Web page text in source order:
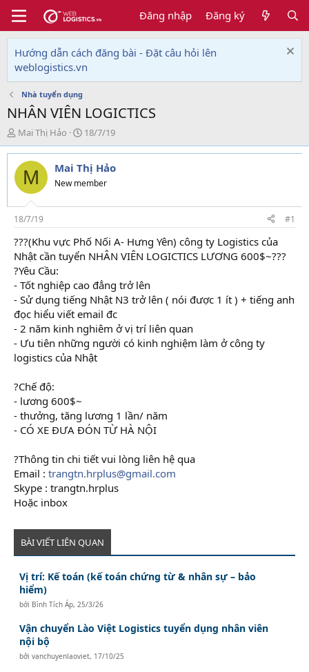
Đăng nhập Đăng ký
Hướng dẫn cách đăng bài - Đặt câu hỏi lên
weblogistics.vn
Nhà tuyển dụng
NHÂN VIÊN LOGICTICS
T
h
r
e
d
s
t
a
r
t
e
r
Mai Thị Hảo
N
g
à
y
g
i
18/7/19
M Mai Thị Hảo
New member
18/7/19 #1
???(Khu vực Phố Nối A- Hưng Yên) công ty Logistics của
Nhật cần tuyển NHÂN VIÊN LOGICTICS LƯƠNG 600$~???
?Yêu Cầu:
- Tốt nghiệp cao đẳng trở lên
- Sử dụng tiếng Nhật N3 trở lên ( nói được 1 ít ) + tiếng anh
đọc hiểu viết email đc
- 2 năm kinh nghiêm ở vị trí liên quan
- Ưu tiên những người có kinh nghiệm làm ở công ty
logistics của Nhật
?Chế độ:
- lương 600$~
- thưởng, tăng lương 1 lần/ năm
- CÓ XE ĐƯA ĐÓN TỪ HÀ NỘI
?Thông tin chi tiết vui lòng liên hệ qua
Email : trangtn.hrplus@gmail.com
Skype : trangtn.hrplus
Hoặc inbox
BÀI VIẾT LIÊN QUAN
Vị trí: Kế toán (kế toán chứng từ & nhân sự – bảo
hiểm)
bởi Bình Tích Áp, 25/3/26
Vận chuyển Lào Việt Logistics tuyển dụng nhân viên
nội bộ
bởivanchuyenlaoviet, 17/10/25